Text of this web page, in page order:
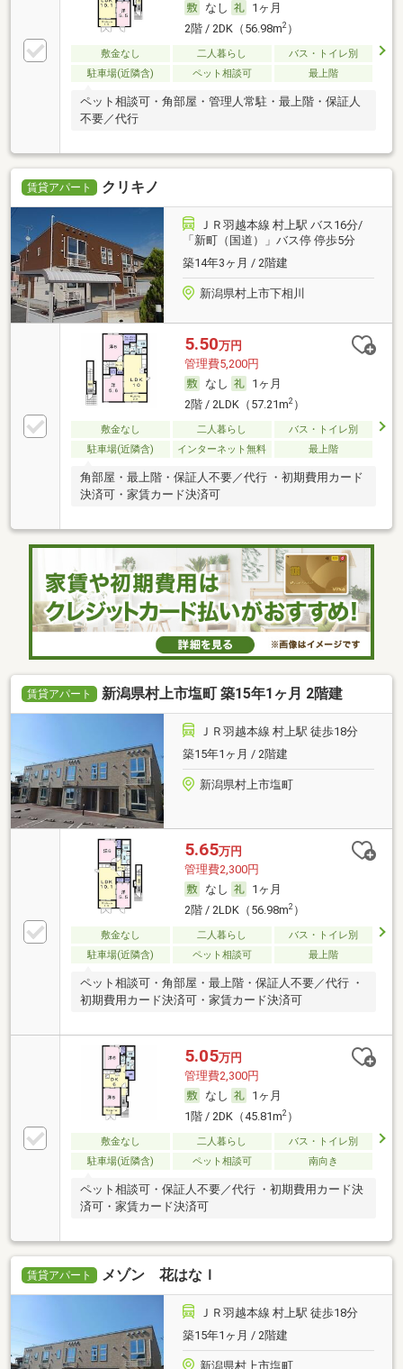
なし
1ヶ月
2階 / 2DK（56.98m2）
敷金なし 二人暮らし
バス・トイレ別
駐車場(近隣含)
ペット相談可 最上階
ペット相談可・角部屋・管理人常駐・最上階・保証人
不要／代行
賃貸アパート クリキノ
ＪＲ羽越本線 村上駅 バス16分/
「新町（国道）」バス停 停歩5分
築14年3ヶ月 / 2階建
新潟県村上市下相川
5.50万円
管理費5,200円
なし
1ヶ月
2階 / 2LDK（57.21m2）
敷金なし 二人暮らし
バス・トイレ別
駐車場(近隣含)
インターネット無料 最上階
角部屋・最上階・保証人不要／代行 ・初期費用カード
決済可・家賃カード決済可
賃貸アパート 新潟県村上市塩町 築15年1ヶ月 2階建
ＪＲ羽越本線 村上駅 徒歩18分
築15年1ヶ月 / 2階建
新潟県村上市塩町
5.65万円
管理費2,300円
なし
1ヶ月
2階 / 2LDK（56.98m2）
敷金なし 二人暮らし
バス・トイレ別
駐車場(近隣含)
ペット相談可 最上階
ペット相談可・角部屋・最上階・保証人不要／代行 ・
初期費用カード決済可・家賃カード決済可
5.05万円
管理費2,300円
なし
1ヶ月
1階 / 2DK（45.81m2）
敷金なし 二人暮らし
バス・トイレ別
駐車場(近隣含)
ペット相談可 南向き
ペット相談可・保証人不要／代行 ・初期費用カード決
済可・家賃カード決済可
賃貸アパート メゾン 花はなＩ
ＪＲ羽越本線 村上駅 徒歩18分
築15年1ヶ月 / 2階建
新潟県村上市塩町